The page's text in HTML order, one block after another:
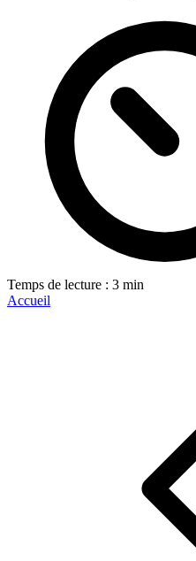
Temps de lecture : 3 min
Accueil